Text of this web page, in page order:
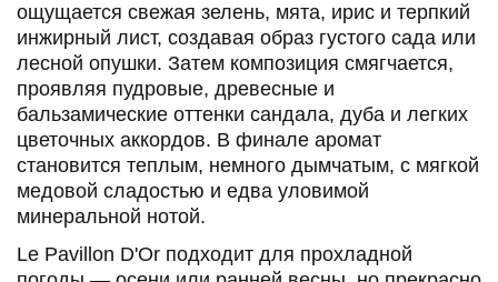
и многогранный аромат, который раскрывается
постепенно, сменяя яркие начальные ноты
глубокой и гармоничной базой. В первые минуты
ощущается свежая зелень, мята, ирис и терпкий
инжирный лист, создавая образ густого сада или
лесной опушки. Затем композиция смягчается,
проявляя пудровые, древесные и
бальзамические оттенки сандала, дуба и легких
цветочных аккордов. В финале аромат
становится теплым, немного дымчатым, с мягкой
медовой сладостью и едва уловимой